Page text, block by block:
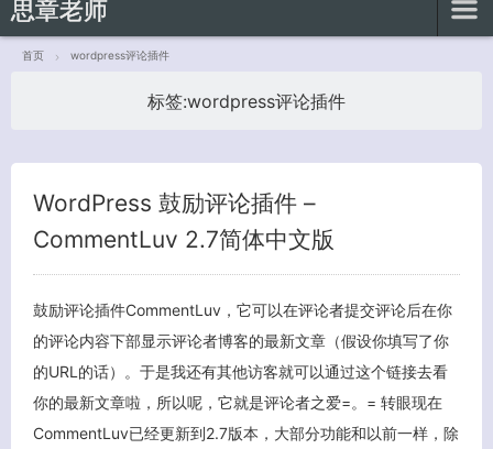
思章老师
首页 wordpress评论插件
标签:wordpress评论插件
WordPress 鼓励评论插件 –
CommentLuv 2.7简体中文版
鼓励评论插件CommentLuv，它可以在评论者提交评论后在你
的评论内容下部显示评论者博客的最新文章（假设你填写了你
的URL的话）。于是我还有其他访客就可以通过这个链接去看
你的最新文章啦，所以呢，它就是评论者之爱=。= 转眼现在
CommentLuv已经更新到2.7版本，大部分功能和以前一样，除
客服小美